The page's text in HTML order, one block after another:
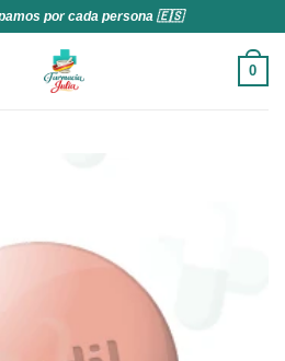
por cada persona 🇪🇸
0